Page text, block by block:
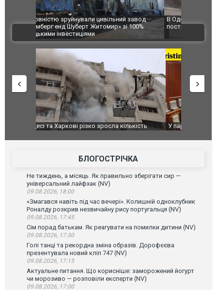
В Одесі та Харкові різко зросла кількість
постраждалих від обстрілу РФ
Ворог
двоє
після
ВІДЕО
У парламенті Косово прем'єра закидали яйцями
Приїхав
до
зіркового
БЛОГОСТРІЧКА
Не тиждень, а місяць. Як правильно зберігати сир —
універсальний лайфхак (NV)
09.08.2026, 18:00
«Змагався навіть під час вечері». Колишній одноклубник
Роналду розкрив незвичайну рису португальця (NV)
09.08.2026, 17:45
Сім порад батькам. Як реагувати на помилки дитини (NV)
09.08.2026, 17:30
Голі танці та рекордна зміна образів. Дорофєєва
презентувала новий кліп 747 (NV)
09.08.2026, 17:15
Актуальне питання. Що корисніше: заморожений йогурт
чи морозиво — розповіли експерти (NV)
09.08.2026, 17:00